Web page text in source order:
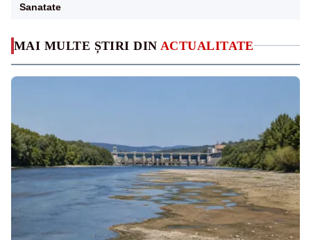
MAI MULTE ȘTIRI DIN ACTUALITATE
Sanatate